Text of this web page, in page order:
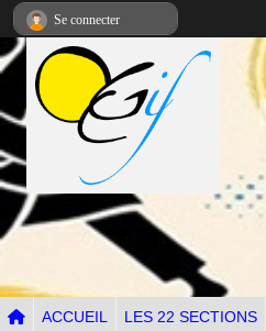
ACCUEIL LES 22 SECTIONS
Se connecter
Panneau de gestion des cookies